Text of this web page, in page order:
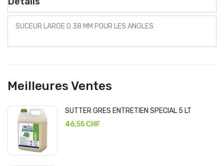
SUCEUR LARGE O 38 MM POUR LES ANGLES
Meilleures Ventes
SUTTER GRES ENTRETIEN SPECIAL 5 LT
46,55 CHF